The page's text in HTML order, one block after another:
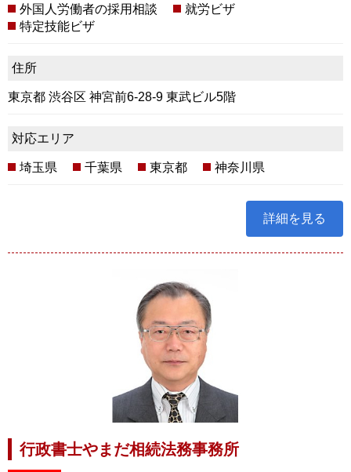
外国人労働者の採用相談
就労ビザ
特定技能ビザ
住所
東京都 渋谷区 神宮前6-28-9 東武ビル5階
対応エリア
埼玉県 千葉県 東京都 神奈川県
詳細を見る
行政書士やまだ相続法務事務所